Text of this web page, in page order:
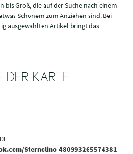
bis Groß, die auf der Suche nach einem
Schönem zum Anziehen sind. Bei
ausgewählten Artikel bringt das
DER KARTE
Sternolino-480993265574381